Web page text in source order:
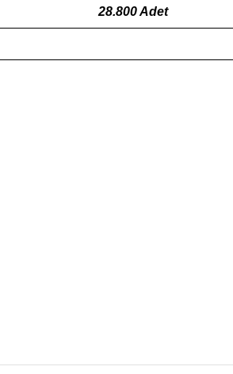
28.800 Adet